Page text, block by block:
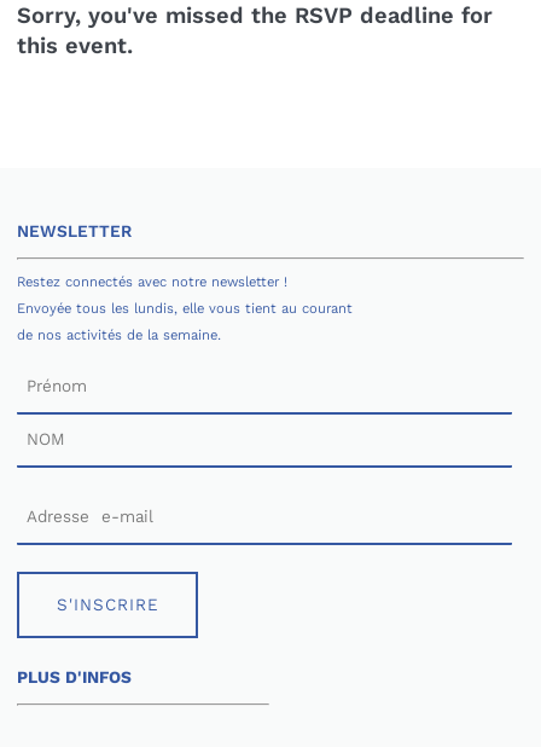
Sorry, you've missed the RSVP deadline for
this event.
NEWSLETTER
Restez connectés avec notre newsletter !
Envoyée tous les lundis, elle vous tient au courant
de nos activités de la semaine.
S'INSCRIRE
PLUS D'INFOS